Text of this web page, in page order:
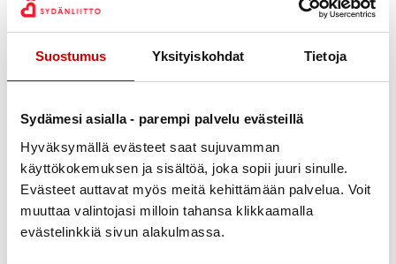
Suostumus Yksityiskohdat Tietoja
Sydämesi asialla - parempi palvelu evästeillä
Hyväksymällä evästeet saat sujuvamman
käyttökokemuksen ja sisältöä, joka sopii juuri sinulle.
Evästeet auttavat myös meitä kehittämään palvelua. Voit
muuttaa valintojasi milloin tahansa klikkaamalla
evästelinkkiä sivun alakulmassa.
Jaa Whatsapp
Jaa Facebook
Jaa TwitterJaa Linkedin
Jaa EmailJaa Print
Teatterimatka Lahden kaupunginteatteriin pe 29.10
Waitress – unelmien resepti musikaaliin. Esitys alkaa
klo13. Bussikuljetus ja lounas ennen esitystä.
Lisätiedot Aila Andersen 040 703 1755